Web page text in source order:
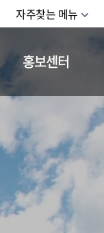
자주찾는 메뉴
홍보센터